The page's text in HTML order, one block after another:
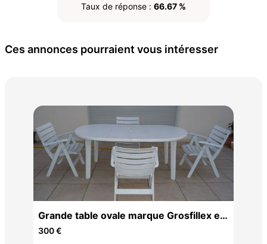
Taux de réponse : 66.67 %
Ces annonces pourraient vous intéresser
Grande table ovale marque Grosfillex et
4 fauteuils
300 €